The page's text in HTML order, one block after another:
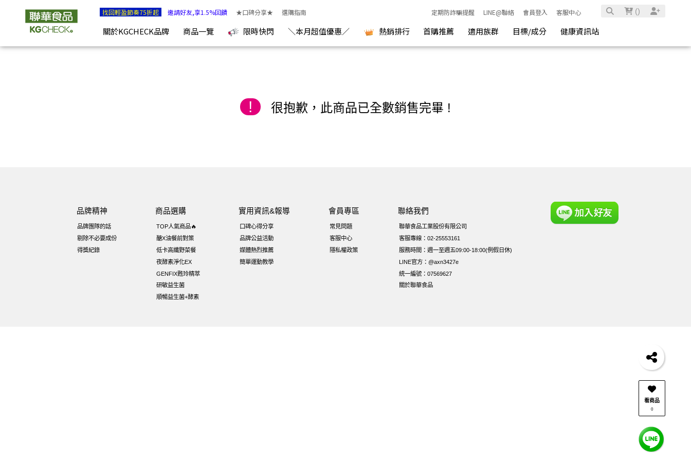
KGCHECK 聯華食品生醫研究室- 剔除不必要，吃得有感安心 | KGCHECK聯華食品生醫研究室
找回輕盈節奏75折起 邀請好友,享1.5%回饋 ★口碑分享★ 選購指南 定期防詐騙提醒 LINE@聯絡 會員登入 客服中心 ()
關於KGCHECK品牌 商品一覽 限時快閃 ＼本月超值優惠／ 熱銷排行 首購推薦 適用族群 目標/成分 健康資訊站
! 很抱歉，此商品已全數銷售完畢 !
品牌精神
品牌團隊的話
剔除不必要成份
得獎紀錄
商品選購
TOP人氣商品🔥
醣X油餐前對策
低卡高纖野菜餐
夜酵素淨化EX
GENFIX甦玲精萃
研敏益生菌
順暢益生菌+酵素
實用資訊&報導
口碑心得分享
品牌公益活動
媒體熱烈推薦
簡單運動教學
會員專區
常見問題
客服中心
隱私權政策
聯絡我們
聯華食品工業股份有限公司
客服專線：02-25553161
服務時間：週一至週五09:00-18:00(例假日休)
LINE官方：@axn3427e
統一編號：07569627
關於聯華食品
看商品
0